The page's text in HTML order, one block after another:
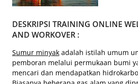
DESKRIPSI TRAINING ONLINE
AND WORKOVER :
Sumur minyak adalah istilah umum
pemboran melalui permukaan bumi
mencari dan mendapatkan